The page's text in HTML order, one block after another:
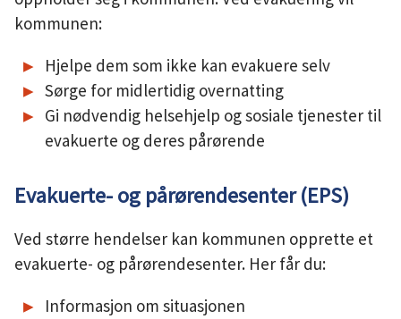
kommunen:
Hjelpe dem som ikke kan evakuere selv
Sørge for midlertidig overnatting
Gi nødvendig helsehjelp og sosiale tjenester til
evakuerte og deres pårørende
Evakuerte- og pårørendesenter (EPS)
Ved større hendelser kan kommunen opprette et
evakuerte- og pårørendesenter. Her får du:
Informasjon om situasjonen